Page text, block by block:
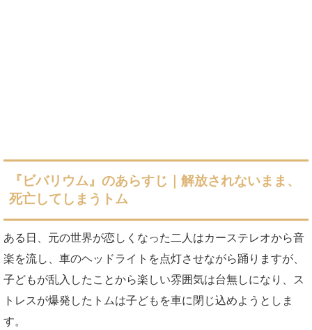
『ビバリウム』のあらすじ｜解放されないまま、
死亡してしまうトム
ある日、元の世界が恋しくなった二人はカーステレオから音
楽を流し、車のヘッドライトを点灯させながら踊りますが、
子どもが乱入したことから楽しい雰囲気は台無しになり、ス
トレスが爆発したトムは子どもを車に閉じ込めようとしま
す。